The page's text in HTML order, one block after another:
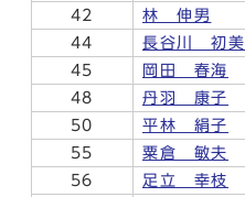
42
林 伸男
44
長谷川 初美
45
岡田 春海
48
丹羽 康子
50
平林 絹子
55
粟倉 敏夫
56
足立 幸枝